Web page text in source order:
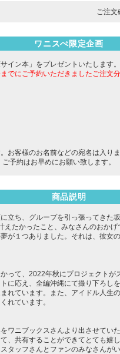
ご注文
ワニスぺ限定企画
イン本」をプレゼントいたします。
でにご予約いただきましたご注文
客様のお名前などの宛名は入りま
予約はお早めにお願い致します。
商品説明
立ち、グループを引っ張ってきた
たかったこと、みなさんのおか
が１つありました。それは、彼女
って、2022年秋にプロジェクト
に応え、全編沖縄にて撮り下ろし
れています。また、アイドル人生
れています。
ワニブックスさんより出させてい
、共有することができてとても嬉
タッフさんとファンのみなさんが